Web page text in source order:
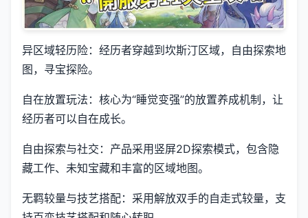
异区域轻历险：经历者穿越到坎斯汀区域，自由探索地
图，寻宝探险。
自在放置玩法：核心为“睡觉变强”的放置养成机制，让
经历者可以自在成长。
自由探索与社交：产品采用竖屏2D探索模式，包含隐
藏工作、未知宝藏和丰富的区域地图。
无羁较量与技艺搭配：采用解放双手的自走式较量，支